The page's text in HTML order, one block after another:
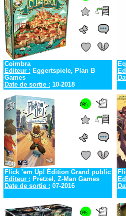
Coimbra
Editeur : Eggertspiele, Plan B
Games
Date de sortie : 10-2018
0%
Flick ’em Up! Édition Grand public
Editeur : Pretzel, Z-Man Games
Date de sortie : 07-2016
0%